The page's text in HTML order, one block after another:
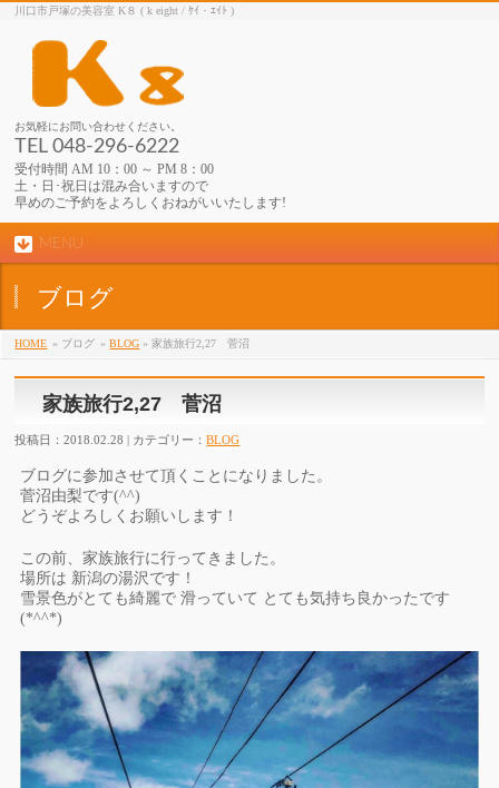
川口市戸塚の美容室 K８ ( k eight / ｹｲ・ｴｲﾄ )
お気軽にお問い合わせください。
TEL 048-296-6222
受付時間 AM 10：00 ～ PM 8：00
土・日･祝日は混み合いますので
早めのご予約をよろしくおねがいいたします!
MENU
ブログ
HOME » ブログ »BLOG » 家族旅行2,27 菅沼
家族旅行2,27 菅沼
投稿日：2018.02.28 | カテゴリー：BLOG
ブログに参加させて頂くことになりました。
菅沼由梨です(^^)
どうぞよろしくお願いします！
この前、家族旅行に行ってきました。
場所は 新潟の湯沢です！
雪景色がとても綺麗で 滑っていて とても気持ち良かったです
(*^^*)